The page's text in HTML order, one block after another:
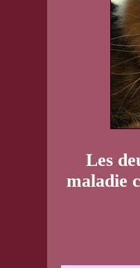
Les
maladie